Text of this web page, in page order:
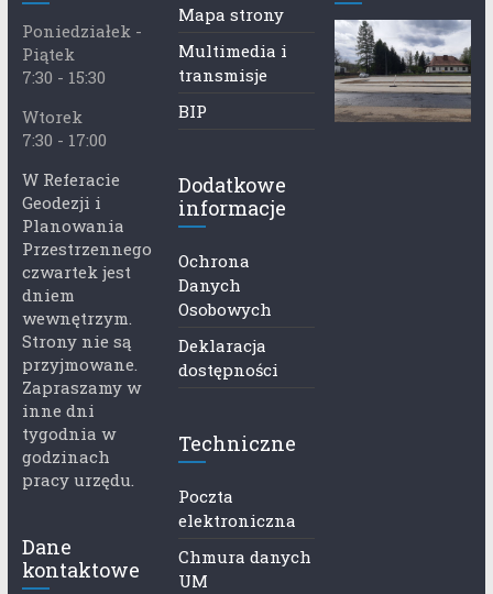
Poniedziałek -
Piątek
7:30 - 15:30
Wtorek
7:30 - 17:00
W Referacie
Geodezji i
Planowania
Przestrzennego
czwartek jest
dniem
wewnętrzym.
Strony nie są
przyjmowane.
Zapraszamy w
inne dni
tygodnia w
godzinach
pracy urzędu.
Dane
kontaktowe
Mapa strony
Multimedia i
transmisje
BIP
Dodatkowe
informacje
Ochrona
Danych
Osobowych
Deklaracja
dostępności
Techniczne
Poczta
elektroniczna
Chmura danych
UM